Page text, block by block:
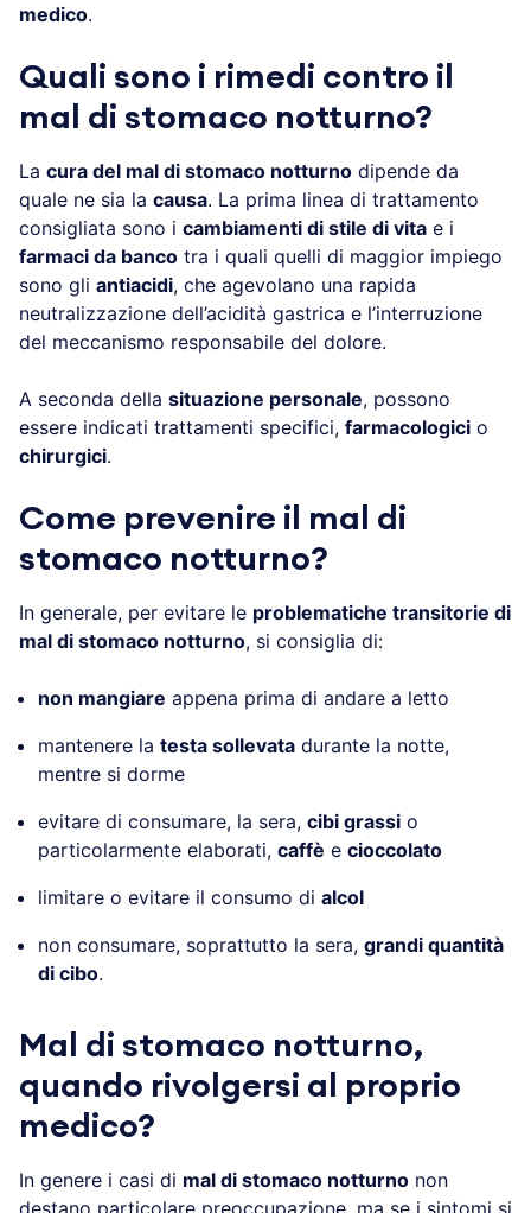
medico.
Quali sono i rimedi contro il
mal di stomaco notturno?
La cura del mal di stomaco notturno dipende da
quale ne sia la causa. La prima linea di trattamento
consigliata sono i cambiamenti di stile di vita e i
farmaci da banco tra i quali quelli di maggior impiego
sono gli antiacidi, che agevolano una rapida
neutralizzazione dell’acidità gastrica e l’interruzione
del meccanismo responsabile del dolore.
A seconda della situazione personale, possono
essere indicati trattamenti specifici, farmacologici o
chirurgici.
Come prevenire il mal di
stomaco notturno?
In generale, per evitare le problematiche transitorie di
mal di stomaco notturno, si consiglia di:
non mangiare appena prima di andare a letto
mantenere la testa sollevata durante la notte,
mentre si dorme
evitare di consumare, la sera, cibi grassi o
particolarmente elaborati, caffè e cioccolato
limitare o evitare il consumo di alcol
non consumare, soprattutto la sera, grandi quantità
di cibo.
Mal di stomaco notturno,
quando rivolgersi al proprio
medico?
In genere i casi di mal di stomaco notturno non
destano particolare preoccupazione, ma se i sintomi si